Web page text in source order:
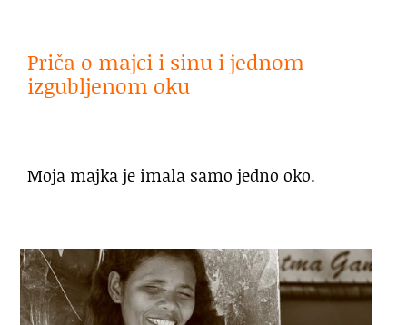
Priča o majci i sinu i jednom
izgubljenom oku
Moja majka je imala samo jedno oko.